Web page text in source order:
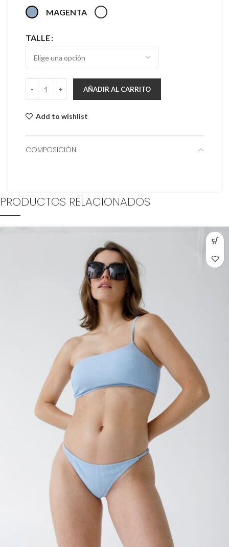
MAGENTA
TALLE
AÑADIR AL CARRITO
Add to wishlist
COMPOSICIÓN
PRODUCTOS RELACIONADOS